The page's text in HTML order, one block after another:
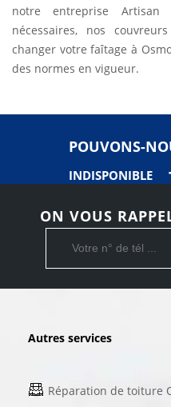
notre entreprise Artisan
nécessaires, nos
changer votre faîtage à
des normes en vigueur.
POUVONS-
INDISPONIBLE
ON VOUS
Autres services
Réparation de toiture